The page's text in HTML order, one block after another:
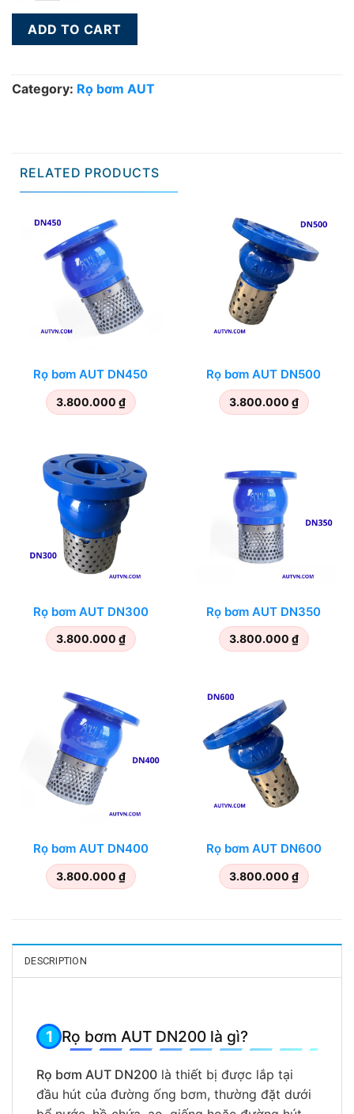
ADD TO CART
Category: Rọ bơm AUT
RELATED PRODUCTS
Rọ bơm AUT DN450
3.800.000 ₫
Rọ bơm AUT DN500
3.800.000 ₫
Rọ bơm AUT DN300
3.800.000 ₫
Rọ bơm AUT DN350
3.800.000 ₫
Rọ bơm AUT DN400
3.800.000 ₫
Rọ bơm AUT DN600
3.800.000 ₫
DESCRIPTION
Rọ bơm AUT DN200 là gì?
Rọ bơm AUT DN200 là thiết bị được lắp tại
đầu hút của đường ống bơm, thường đặt dưới